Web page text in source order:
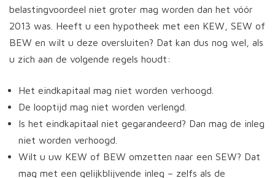
belastingvoordeel niet groter mag worden dan het vóór
2013 was. Heeft u een hypotheek met een KEW, SEW of
BEW en wilt u deze oversluiten? Dat kan dus nog wel, als
u zich aan de volgende regels houdt:
Het eindkapitaal mag niet worden verhoogd.
De looptijd mag niet worden verlengd.
Is het eindkapitaal niet gegarandeerd? Dan mag de inleg
niet worden verhoogd.
Wilt u uw KEW of BEW omzetten naar een SEW? Dat
mag met een gelijkblijvende inleg – zelfs als de